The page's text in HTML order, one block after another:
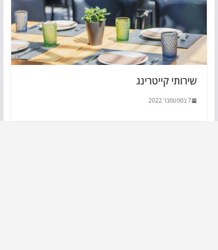
שירותי קייטרינג
7 בספטמבר 2022